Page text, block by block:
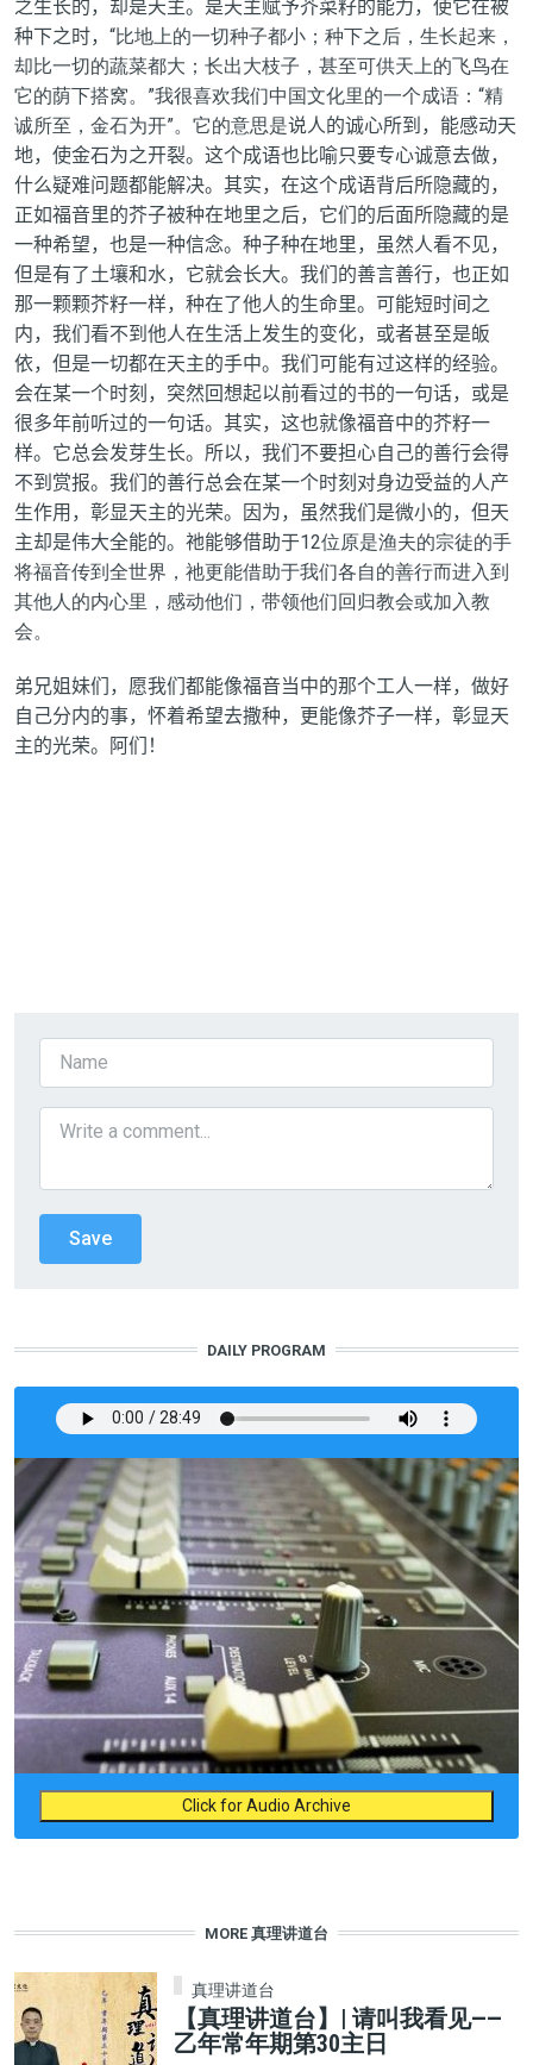
之生长的，却是天主。是天主赋予芥菜籽的能力，使它在被
种下之时， “比地上的一切种子都小；种下之后，生长起来，
却比一切的蔬菜都大；长出大枝子，甚至可供天上的飞鸟在
它的荫下搭窝。”我很喜欢我们中国文化里的一个成语：“精
诚所至，金石为开”。它的意思是说人的诚心所到，能感动天
地，使金石为之开裂。这个成语也比喻只要专心诚意去做，
什么疑难问题都能解决。其实，在这个成语背后所隐藏的，
正如福音里的芥子被种在地里之后，它们的后面所隐藏的是
一种希望，也是一种信念。 种子种在地里，虽然人看不见，
但是有了土壤和水，它就会长大。我们的善言善行，也正如
那一颗颗芥籽一样，种在了他人的生命里。可能短时间之
内，我们看不到他人在生活上发生的变化，或者甚至是皈
依，但是一切都在天主的手中。我们可能有过这样的经验。
会在某一个时刻，突然回想起以前看过的书的一句话，或是
很多年前听过的一句话。其实，这也就像福音中的芥籽一
样。它总会发芽生长。所以，我们不要担心自己的善行会得
不到赏报。我们的善行总会在某一个时刻对身边受益的人产
生作用，彰显天主的光荣。因为，虽然我们是微小的，但天
主却是伟大全能的。祂能够借助于12位原是渔夫的宗徒的手
将福音传到全世界，祂更能借助于我们各自的善行而进入到
其他人的内心里，感动他们，带领他们回归教会或加入教
会。
弟兄姐妹们，愿我们都能像福音当中的那个工人一样，做好
自己分内的事，怀着希望去撒种，更能像芥子一样，彰显天
主的光荣。阿们！
DAILY PROGRAM
Click for Audio Archive
MORE 真理讲道台
真理讲道台
【真理讲道台】| 请叫我看见——
乙年常年期第30主日